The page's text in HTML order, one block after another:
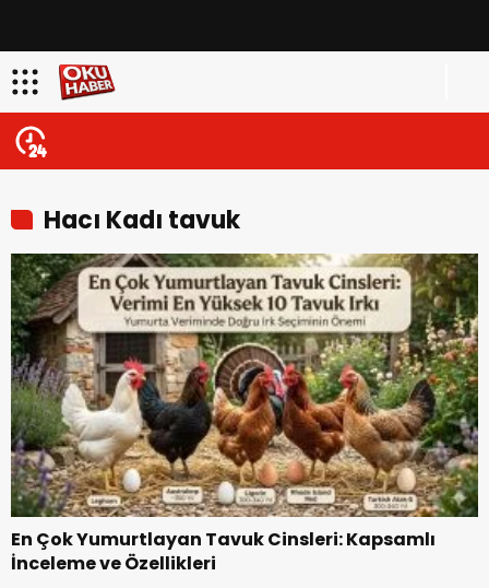
Hacı Kadı tavuk
En Çok Yumurtlayan Tavuk Cinsleri: Kapsamlı
İnceleme ve Özellikleri